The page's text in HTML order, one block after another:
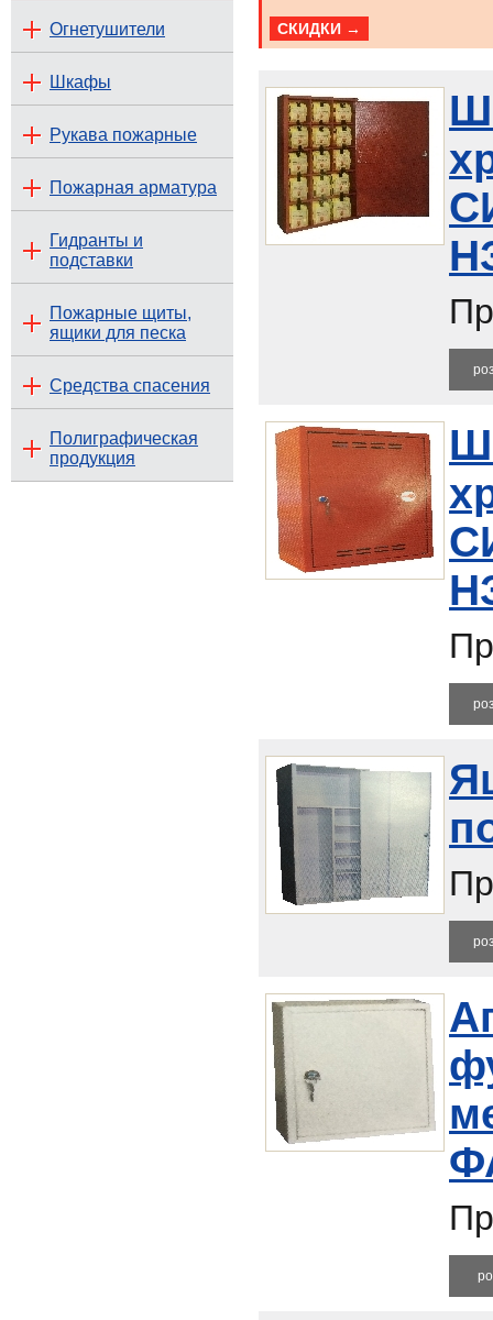
Огнетушители
Шкафы
Рукава пожарные
Пожарная арматура
Гидранты и
подставки
Пожарные щиты,
ящики для песка
Средства спасения
Полиграфическая
продукция
СКИДКИ →